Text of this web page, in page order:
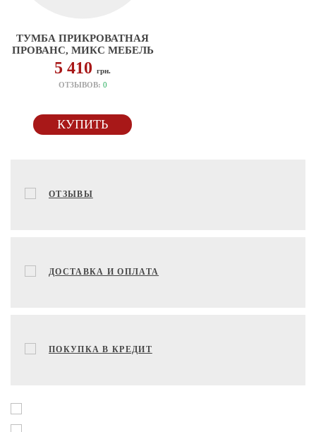
ТУМБА ПРИКРОВАТНАЯ
ПРОВАНС, МИКС МЕБЕЛЬ
5 410грн.
ОТЗЫВОВ: 0
КУПИТЬ
ОТЗЫВЫ
ДОСТАВКА И ОПЛАТА
ПОКУПКА В КРЕДИТ